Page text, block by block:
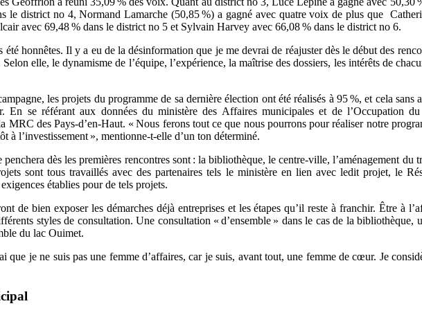
le district no 4, Normand Lamarche (50,85 %) a gagné avec quatre voix de plus que
avec 69,48 % dans le district no 5 et Sylvain Harvey avec 66,08 % dans le district no 6.
honnêtes. Il y a eu de la désinformation que je me devrai de réajuster dès le début des
elle, le dynamisme de l’équipe, l’expérience, la maîtrise des dossiers, les intérêts de
les projets du programme de sa dernière élection ont été réalisés à 95 %, et cela
En se référant aux données du ministère des Affaires municipales et de l’Occupation
MRC des Pays-d’en-Haut. « Nous ferons tout ce que nous pourrons pour réaliser notre
à l’investissement », mentionne-t-elle d’un ton déterminé.
dès les premières rencontres sont : la bibliothèque, le centre-ville, l’aménagement
sont tous travaillés avec des partenaires tels le ministère en lien avec ledit projet, le
établies pour de tels projets.
de bien exposer les démarches déjà entreprises et les étapes qu’il reste à franchir. Être à
styles de consultation. Une consultation « d’ensemble » dans le cas de la
du lac Ouimet.
que je ne suis pas une femme d’affaires, car je suis, avant tout, une femme de cœur. Je